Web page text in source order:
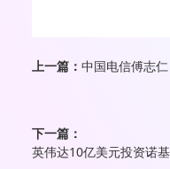
上一篇： 中国电信傅志
下一篇：
英伟达10亿美元投资诺